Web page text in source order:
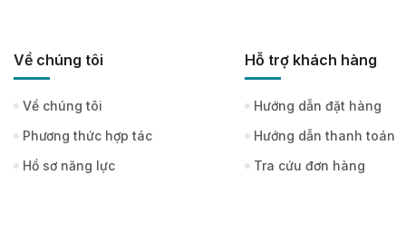
Về chúng tôi
Về chúng tôi
Phương thức hợp tác
Hồ sơ năng lực
Hỗ trợ khách hàng
Hướng dẫn đặt hàng
Hướng dẫn thanh toán
Tra cứu đơn hàng